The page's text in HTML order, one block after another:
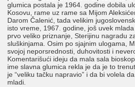
glumica postala je 1964. godine dobila
Kosovu, rame uz rame sa Mijom
Darom Čalenić, tada velikim
isto vreme, 1967. godine, još uvek
prvo veliko priznanje, Sterijinu nagradu
sluškinjama. Osim po sjajnim ulogama,
svojoj neporsrednosti, duhovitosti i
Komentarišući ideju da mala sala
ime slavna glumica rekla je da je to
je “veliku tačku napravio” i da bi volela
mladi.